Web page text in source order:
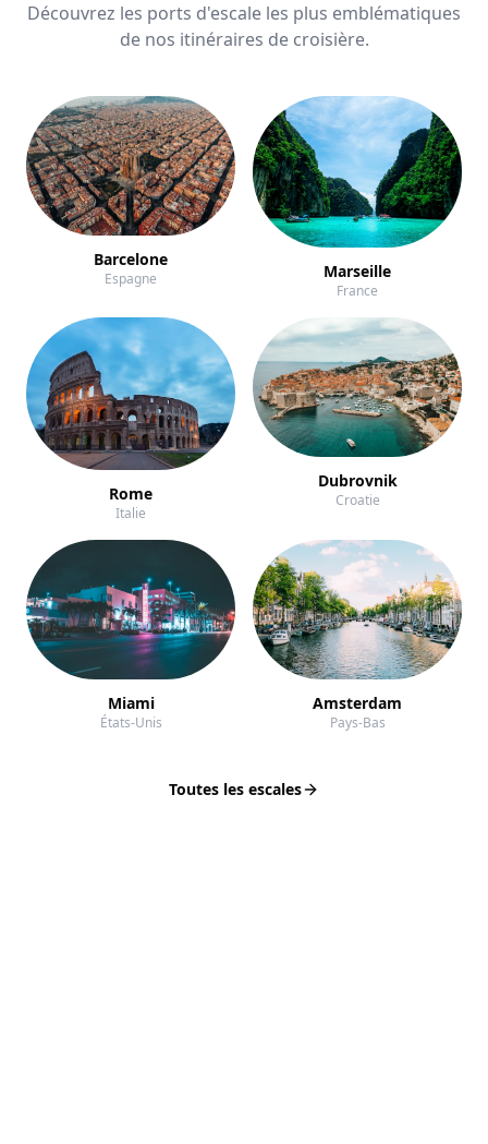
Découvrez les ports d'escale les plus emblématiques
de nos itinéraires de croisière.
Barcelone
Espagne Marseille
France
Rome
Italie
Dubrovnik
Croatie
Miami
États-Unis
Amsterdam
Pays-Bas
Toutes les escales